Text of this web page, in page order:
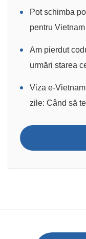
Pot schimba
pentru
Am pierdut
urmări starea
Viza e-
zile: Când să